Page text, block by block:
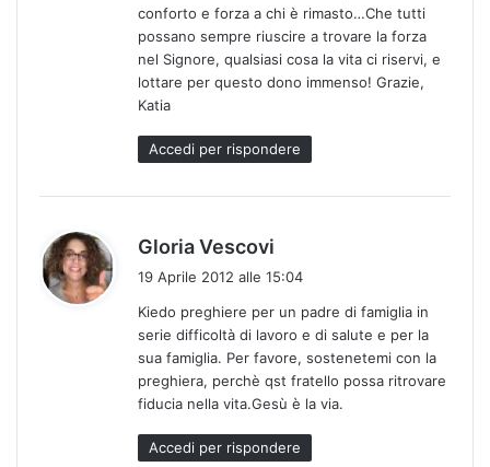
conforto e forza a chi è rimasto…Che tutti
possano sempre riuscire a trovare la forza
nel Signore, qualsiasi cosa la vita ci riservi, e
lottare per questo dono immenso! Grazie,
Katia
Accedi per rispondere
Gloria Vescovi
e
t
t
o
19 Aprile 2012 alle 15:04
Kiedo preghiere per un padre di famiglia in
serie difficoltà di lavoro e di salute e per la
sua famiglia. Per favore, sostenetemi con la
preghiera, perchè qst fratello possa ritrovare
fiducia nella vita.Gesù è la via.
Accedi per rispondere